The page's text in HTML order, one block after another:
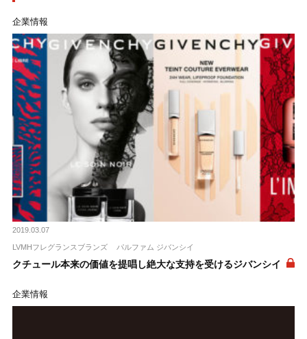
企業情報
2019.03.07
LVMHフレグランスブランズ パルファム ジバンシイ
クチュール本来の価値を提唱し絶大な支持を受けるジバンシイ
企業情報